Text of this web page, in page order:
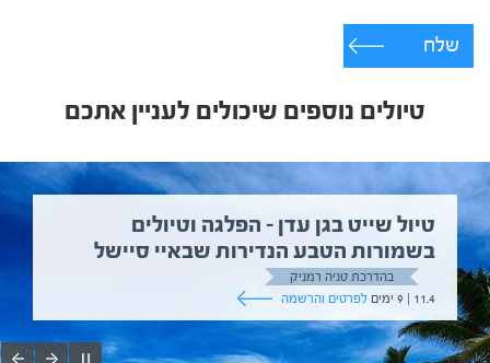
שלח
טיולים נוספים שיכולים לעניין אתכם
טיול שייט בגן עדן – הפלגה וטיולים
בשמורות הטבע הנדירות שבאיי סיישל
בהדרכת טניה רמניק
11.4 | 9 ימים
לפרטים והרשמה